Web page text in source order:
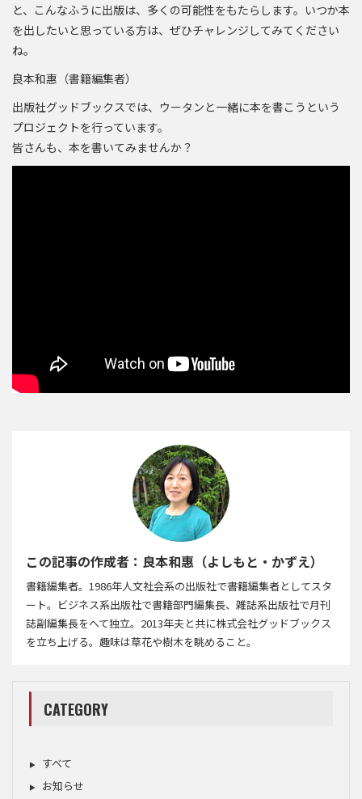
と、こんなふうに出版は、多くの可能性をもたらします。いつか本
を出したいと思っている方は、ぜひチャレンジしてみてください
ね。
良本和惠（書籍編集者）
出版社グッドブックスでは、ウータンと一緒に本を書こうという
プロジェクトを行っています。
皆さんも、本を書いてみませんか？
この記事の作成者：良本和惠（よしもと・かずえ）
書籍編集者。1986年人文社会系の出版社で書籍編集者としてスタ
ート。ビジネス系出版社で書籍部門編集長、雑誌系出版社で月刊
誌副編集長をへて独立。2013年夫と共に株式会社グッドブックス
を立ち上げる。趣味は草花や樹木を眺めること。
CATEGORY
すべて
お知らせ